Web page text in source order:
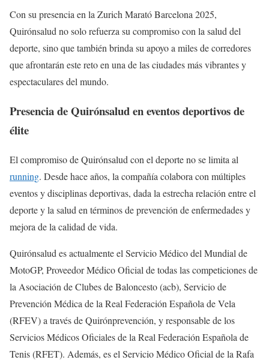
Con su presencia en la Zurich Marató Barcelona 2025,
Quirónsalud no solo refuerza su compromiso con la salud del
deporte, sino que también brinda su apoyo a miles de corredores
que afrontarán este reto en una de las ciudades más vibrantes y
espectaculares del mundo.
Presencia de Quirónsalud en eventos deportivos de
élite
El compromiso de Quirónsalud con el deporte no se limita al
running. Desde hace años, la compañía colabora con múltiples
eventos y disciplinas deportivas, dada la estrecha relación entre el
deporte y la salud en términos de prevención de enfermedades y
mejora de la calidad de vida.
Quirónsalud es actualmente el Servicio Médico del Mundial de
MotoGP, Proveedor Médico Oficial de todas las competiciones de
la Asociación de Clubes de Baloncesto (acb), Servicio de
Prevención Médica de la Real Federación Española de Vela
(RFEV) a través de Quirónprevención, y responsable de los
Servicios Médicos Oficiales de la Real Federación Española de
Tenis (RFET). Además, es el Servicio Médico Oficial de la Rafa